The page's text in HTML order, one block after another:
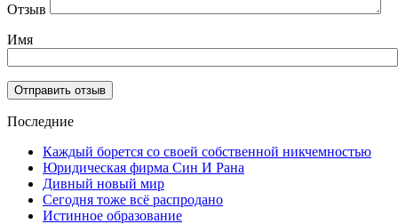
Отзыв
Имя
Последние
Каждый борется со своей собственной никчемностью
Юридическая фирма Син И Рана
Дивный новый мир
Сегодня тоже всё распродано
Истинное образование